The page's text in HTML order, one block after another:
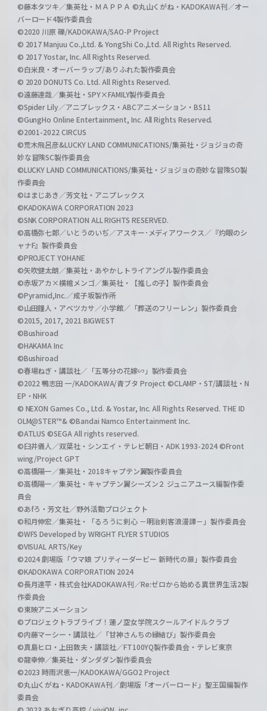
©藤本タツキ／集英社・ＭＡＰＰＡ ©丸山くがね・KADOKAWA刊／オー
バーロード4製作委員会
©2020 川原 礫/KADOKAWA/SAO-P Project
© 2017 Manjuu Co.,Ltd. & YongShi Co.,Ltd. All Rights Reserved.
© 2017 Yostar, Inc. All Rights Reserved.
©白米良・オーバーラップ/ありふれた製作委員会
© 2020 DONUTS Co. Ltd. All Rights Reserved.
©遠藤達哉／集英社・SPY×FAMILY製作委員会
©Spider Lily／アニプレックス・ABCアニメーション・BS11
©GungHo Online Entertainment, Inc. All Rights Reserved.
©2001-2022 CIRCUS
©荒木飛呂彦&LUCKY LAND COMMUNICATIONS/集英社・ジョジョの奇
妙な冒険SC製作委員会
©LUCKY LAND COMMUNICATIONS/集英社・ジョジョの奇妙な冒険SO製
作委員会
©はまじあき／芳文社・アニプレックス
©KADOKAWA CORPORATION 2023
©SNK CORPORATION ALL RIGHTS RESERVED.
©高橋弥七郎／いとうのいぢ／アスキー･メディアワークス／『灼眼のシ
ャナF』製作委員会
©PROJECT YOHANE
©矢吹健太朗／集英社・あやかしトライアングル製作委員会
©赤坂アカ×横槍メンゴ／集英社・【推しの子】製作委員会
©Pyramid,Inc.／成子坂製作所
©山田鐘人・アベツカサ／小学館／「葬送のフリーレン」製作委員会
©2015, 2017, 2021 BIGWEST
©Bushiroad
©HAKAMA Inc
©Bushiroad
©春場ねぎ・講談社／「五等分の花嫁∽」製作委員会
©2022 鴨志田 一/KADOKAWA/青ブタ Project ©CLAMP・ST/講談社・N
EP・NHK
© NEXON Games Co., Ltd. & Yostar, Inc. All Rights Reserved. THE ID
OLM@STER™& ©Bandai Namco Entertainment Inc.
©ATLUS ©SEGA All rights reserved.
©臼井儀人／双葉社・シンエイ・テレビ朝日・ADK 1993-2024 ©Front
wing/Project GPT
©高橋陽一／集英社・2018キャプテン翼製作委員会
©高橋陽一／集英社・キャプテン翼シーズン２ ジュニアユース編製作委
員会
©あfろ・芳文社／野外活動プロジェクト
©和月伸宏／集英社・「るろうに剣心 －明治剣客浪漫譚－」製作委員会
©WFS Developed by WRIGHT FLYER STUDIOS
©VISUAL ARTS/Key
©2024 劇場版「ウマ娘 プリティーダービー 新時代の扉」製作委員会
©KADOKAWA CORPORATION 2024
©長月達平・株式会社KADOKAWA刊／Re:ゼロから始める異世界生活2製
作委員会
©東映アニメーション
©プロジェクトラブライブ！蓮ノ空女学院スクールアイドルクラブ
©内藤マーシー・講談社／「甘神さんちの縁結び」製作委員会
©真島ヒロ・上田敦夫・講談社／FT100YQ製作委員会・テレビ東京
©龍幸伸／集英社・ダンダダン製作委員会
©2023 時雨沢恵一/KADOKAWA/GGO2 Project
©丸山くがね・KADOKAWA刊／劇場版「オーバーロード」聖王国編製作
委員会